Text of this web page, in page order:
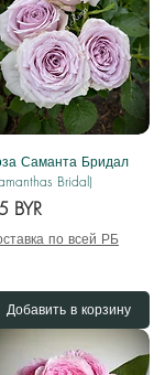
Саманта Бридал
Bridal)
BYR
по всей РБ
Добавить в корзину